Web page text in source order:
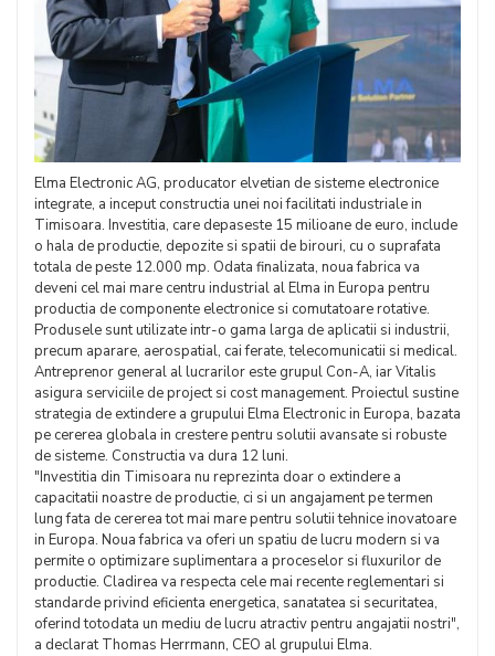
Elma Electronic AG, producator elvetian de sisteme electronice
integrate, a inceput constructia unei noi facilitati industriale in
Timisoara. Investitia, care depaseste 15 milioane de euro, include
o hala de productie, depozite si spatii de birouri, cu o suprafata
totala de peste 12.000 mp. Odata finalizata, noua fabrica va
deveni cel mai mare centru industrial al Elma in Europa pentru
productia de componente electronice si comutatoare rotative.
Produsele sunt utilizate intr-o gama larga de aplicatii si industrii,
precum aparare, aerospatial, cai ferate, telecomunicatii si medical.
Antreprenor general al lucrarilor este grupul Con-A, iar Vitalis
asigura serviciile de project si cost management. Proiectul sustine
strategia de extindere a grupului Elma Electronic in Europa, bazata
pe cererea globala in crestere pentru solutii avansate si robuste
de sisteme. Constructia va dura 12 luni.
"Investitia din Timisoara nu reprezinta doar o extindere a
capacitatii noastre de productie, ci si un angajament pe termen
lung fata de cererea tot mai mare pentru solutii tehnice inovatoare
in Europa. Noua fabrica va oferi un spatiu de lucru modern si va
permite o optimizare suplimentara a proceselor si fluxurilor de
productie. Cladirea va respecta cele mai recente reglementari si
standarde privind eficienta energetica, sanatatea si securitatea,
oferind totodata un mediu de lucru atractiv pentru angajatii nostri",
a declarat Thomas Herrmann, CEO al grupului Elma.